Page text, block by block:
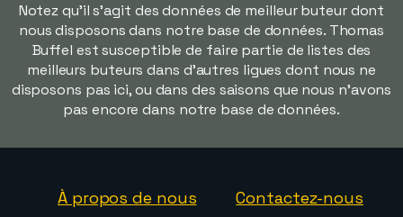
Notez qu'il s'agit des données de meilleur buteur dont
nous disposons dans notre base de données. Thomas
Buffel est susceptible de faire partie de listes des
meilleurs buteurs dans d'autres ligues dont nous ne
disposons pas ici, ou dans des saisons que nous n'avons
pas encore dans notre base de données.
À propos de nous Contactez-nous